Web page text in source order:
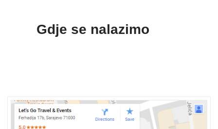
Gdje se nalazimo